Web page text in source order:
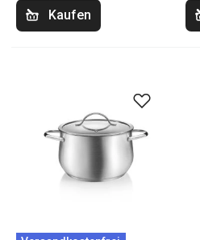
Kaufen